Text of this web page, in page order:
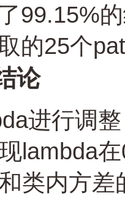
99.15%
的25个
论
进行调
lambda
类内方